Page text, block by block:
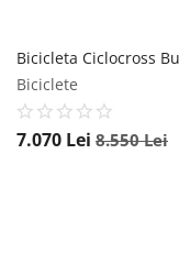
Biciclete
7.070 Lei 8.550Lei